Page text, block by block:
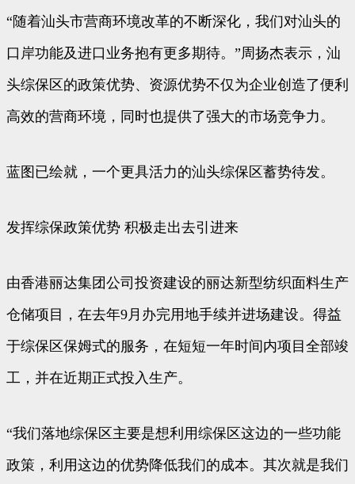
“随着汕头市营商环境改革的不断深化，我们对汕头的
口岸功能及进口业务抱有更多期待。”周扬杰表示，汕
头综保区的政策优势、资源优势不仅为企业创造了便利
高效的营商环境，同时也提供了强大的市场竞争力。
蓝图已绘就，一个更具活力的汕头综保区蓄势待发。
发挥综保政策优势 积极走出去引进来
由香港丽达集团公司投资建设的丽达新型纺织面料生产
仓储项目，在去年9月办完用地手续并进场建设。得益
于综保区保姆式的服务，在短短一年时间内项目全部竣
工，并在近期正式投入生产。
“我们落地综保区主要是想利用综保区这边的一些功能
政策，利用这边的优势降低我们的成本。其次就是我们